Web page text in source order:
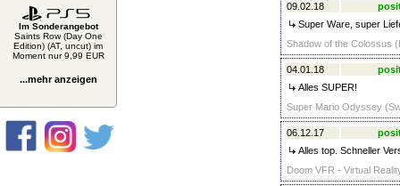
Im Sonderangebot
Saints Row (Day One
Edition) (AT, uncut) im
Moment nur 9,99 EUR
...mehr anzeigen
09.02.18
Super Ware, super
Shadow of the Colossus
04.01.18
Alles SUPER!
Super Mario Odyssey
06.12.17
Alles top. Schneller
Doom VFR - Virtual